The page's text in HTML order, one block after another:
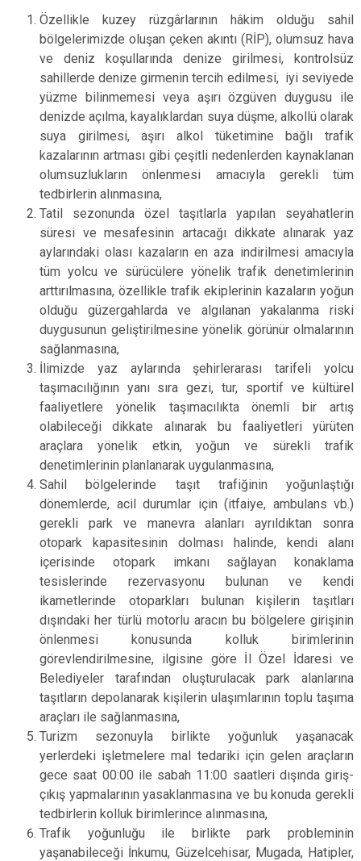
Özellikle kuzey rüzgârlarının hâkim olduğu sahil
bölgelerimizde oluşan çeken akıntı (RİP), olumsuz hava
ve deniz koşullarında denize girilmesi, kontrolsüz
sahillerde denize girmenin tercih edilmesi, iyi seviyede
yüzme bilinmemesi veya aşırı özgüven duygusu ile
denizde açılma, kayalıklardan suya düşme, alkollü olarak
suya girilmesi, aşırı alkol tüketimine bağlı trafik
kazalarının artması gibi çeşitli nedenlerden kaynaklanan
olumsuzlukların önlenmesi amacıyla gerekli tüm
tedbirlerin alınmasına,
Tatil sezonunda özel taşıtlarla yapılan seyahatlerin
süresi ve mesafesinin artacağı dikkate alınarak yaz
aylarındaki olası kazaların en aza indirilmesi amacıyla
tüm yolcu ve sürücülere yönelik trafik denetimlerinin
arttırılmasına, özellikle trafik ekiplerinin kazaların yoğun
olduğu güzergahlarda ve algılanan yakalanma riski
duygusunun geliştirilmesine yönelik görünür olmalarının
sağlanmasına,
İlimizde yaz aylarında şehirlerarası tarifeli yolcu
taşımacılığının yanı sıra gezi, tur, sportif ve kültürel
faaliyetlere yönelik taşımacılıkta önemli bir artış
olabileceği dikkate alınarak bu faaliyetleri yürüten
araçlara yönelik etkin, yoğun ve sürekli trafik
denetimlerinin planlanarak uygulanmasına,
Sahil bölgelerinde taşıt trafiğinin yoğunlaştığı
dönemlerde, acil durumlar için (itfaiye, ambulans vb.)
gerekli park ve manevra alanları ayrıldıktan sonra
otopark kapasitesinin dolması halinde, kendi alanı
içerisinde otopark imkanı sağlayan konaklama
tesislerinde rezervasyonu bulunan ve kendi
ikametlerinde otoparkları bulunan kişilerin taşıtları
dışındaki her türlü motorlu aracın bu bölgelere girişinin
önlenmesi konusunda kolluk birimlerinin
görevlendirilmesine, ilgisine göre İl Özel İdaresi ve
Belediyeler tarafından oluşturulacak park alanlarına
taşıtların depolanarak kişilerin ulaşımlarının toplu taşıma
araçları ile sağlanmasına,
Turizm sezonuyla birlikte yoğunluk yaşanacak
yerlerdeki işletmelere mal tedariki için gelen araçların
gece saat 00:00 ile sabah 11:00 saatleri dışında giriş-
çıkış yapmalarının yasaklanmasına ve bu konuda gerekli
tedbirlerin kolluk birimlerince alınmasına,
Trafik yoğunluğu ile birlikte park probleminin
yaşanabileceği İnkumu, Güzelcehisar, Mugada, Hatipler,